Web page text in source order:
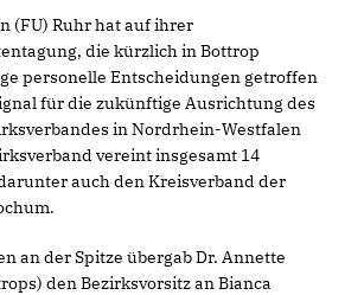
(FU) Ruhr hat auf ihrer
die kürzlich in Bottrop
personelle Entscheidungen getroffen
für die zukünftige Ausrichtung des
in Nordrhein-Westfalen
vereint insgesamt 14
auch den Kreisverband der
an der Spitze übergab Dr. Annette
den Bezirksvorsitz an Bianca